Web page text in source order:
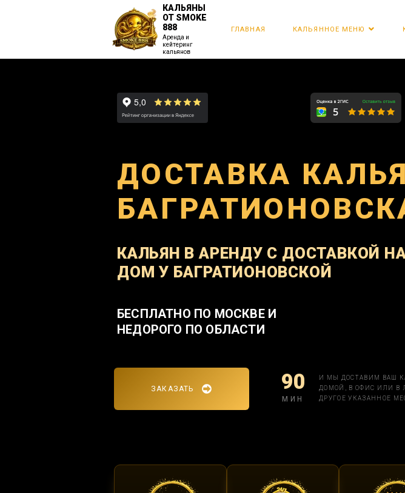
КАЛЬЯНЫ
ОТ SMOKE
888
Аренда и
кейтеринг
кальянов
ГЛАВНАЯ КАЛЬЯННОЕ МЕНЮ
ДОСТАВКА
КАЛЬЯН В АРЕНДУ С ДОСТАВКОЙ
ДОМ У БАГРАТИОНОВСКОЙ
БЕСПЛАТНО ПО МОСКВЕ И
НЕДОРОГО ПО ОБЛАСТИ
ЗАКАЗАТЬ 90
МИН
И МЫ ДОСТАВИМ ВАШ
ДОМОЙ, В ОФИС ИЛИ В
ДРУГОЕ УКАЗАННОЕ